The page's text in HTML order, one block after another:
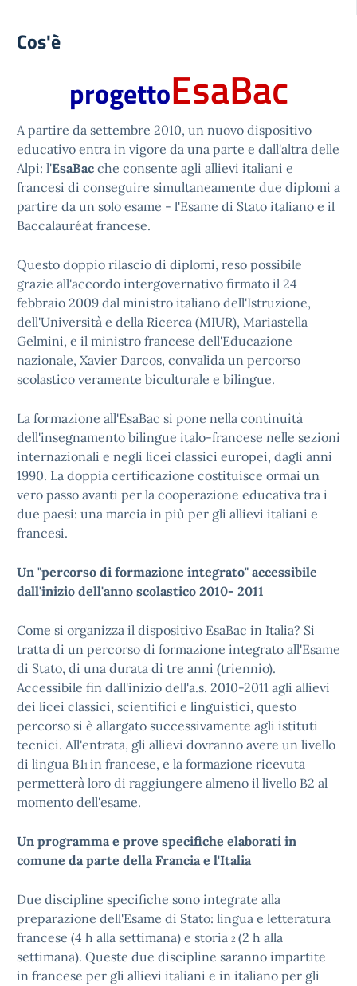
Cos'è
progettoEsaBac
A partire da settembre 2010, un nuovo dispositivo
educativo entra in vigore da una parte e dall'altra delle
Alpi: l'EsaBac che consente agli allievi italiani e
francesi di conseguire simultaneamente due diplomi a
partire da un solo esame - l'Esame di Stato italiano e il
Baccalauréat francese.
Questo doppio rilascio di diplomi, reso possibile
grazie all'accordo intergovernativo firmato il 24
febbraio 2009 dal ministro italiano dell'Istruzione,
dell'Università e della Ricerca (MIUR), Mariastella
Gelmini, e il ministro francese dell'Educazione
nazionale, Xavier Darcos, convalida un percorso
scolastico veramente biculturale e bilingue.
La formazione all'EsaBac si pone nella continuità
dell'insegnamento bilingue italo-francese nelle sezioni
internazionali e negli licei classici europei, dagli anni
1990. La doppia certificazione costituisce ormai un
vero passo avanti per la cooperazione educativa tra i
due paesi: una marcia in più per gli allievi italiani e
francesi.
Un "percorso di formazione integrato" accessibile
dall'inizio dell'anno scolastico 2010- 2011
Come si organizza il dispositivo EsaBac in Italia? Si
tratta di un percorso di formazione integrato all'Esame
di Stato, di una durata di tre anni (triennio).
Accessibile fin dall'inizio dell'a.s. 2010-2011 agli allievi
dei licei classici, scientifici e linguistici, questo
percorso si è allargato successivamente agli istituti
tecnici. All'entrata, gli allievi dovranno avere un livello
di lingua B11 in francese, e la formazione ricevuta
permetterà loro di raggiungere almeno il livello B2 al
momento dell'esame.
Un programma e prove specifiche elaborati in
comune da parte della Francia e l'Italia
Due discipline specifiche sono integrate alla
preparazione dell'Esame di Stato: lingua e letteratura
francese (4 h alla settimana) e storia 2 (2 h alla
settimana). Queste due discipline saranno impartite
in francese per gli allievi italiani e in italiano per gli